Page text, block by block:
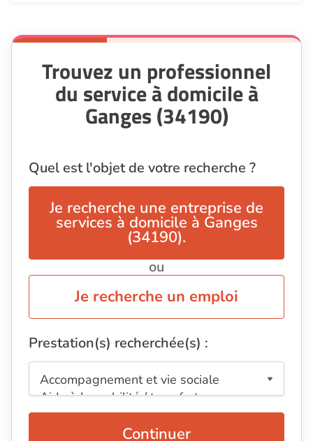
Trouvez un professionnel
du service à domicile à
Ganges (34190)
Quel est l'objet de votre recherche ?
Je recherche une entreprise de
services à domicile à Ganges
(34190).
ou
Je recherche un emploi
Prestation(s) recherchée(s) :
Continuer